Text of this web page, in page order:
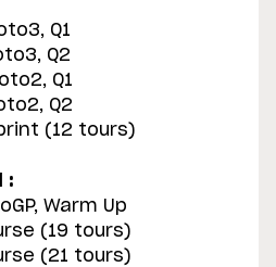
Q1
Q2
Q1
Q2
(12 tours)
:
Warm Up
(19 tours)
(21 tours)